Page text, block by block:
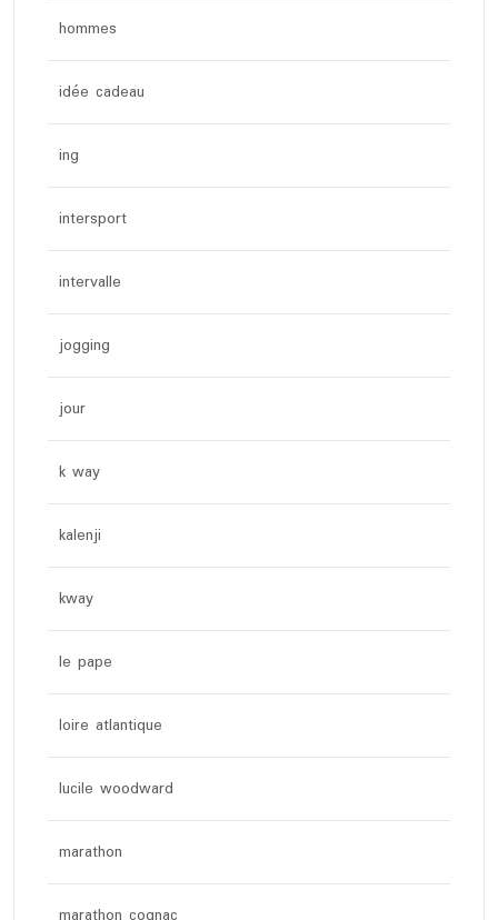
hommes
idée cadeau
ing
intersport
intervalle
jogging
jour
k way
kalenji
kway
le pape
loire atlantique
lucile woodward
marathon